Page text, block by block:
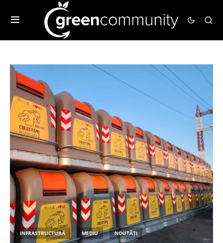
INFRASTRUCTURĂ MEDIU NOUTĂȚI